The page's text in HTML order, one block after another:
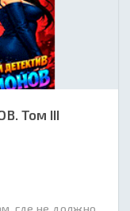
Том III
где не должно